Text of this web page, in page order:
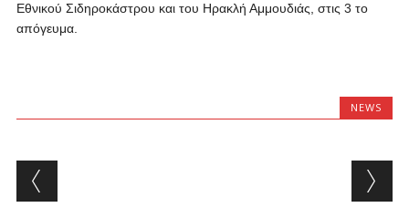
Εθνικού Σιδηροκάστρου και του Ηρακλή Αμμουδιάς, στις 3 το
απόγευμα.
NEWS
Post navigation